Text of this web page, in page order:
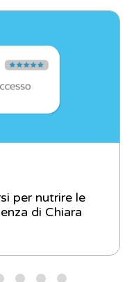
per nutrire le
di Chiara